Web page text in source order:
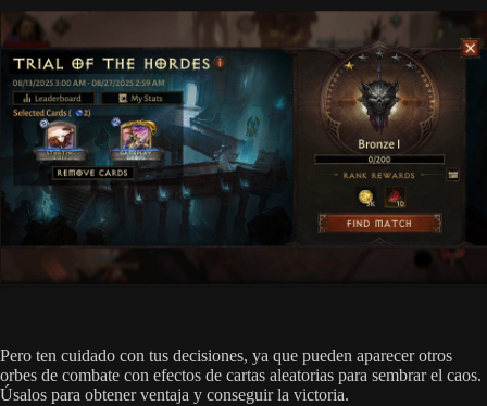
Pero ten cuidado con tus decisiones, ya que pueden aparecer otros
orbes de combate con efectos de cartas aleatorias para sembrar el caos.
Úsalos para obtener ventaja y conseguir la victoria.